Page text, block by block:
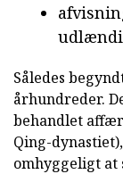
Således
århundreder.
behandlet
Qing-
omhyggeligt at